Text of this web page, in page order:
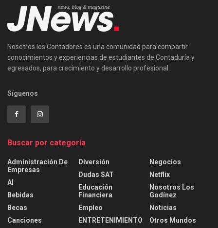
Nosotros los Contadores es una comunidad para compartir
conocimientos y experiencias de estudiantes de Contaduría y
egresados, para crecimiento y desarrollo profesional.
Síguenos
Buscar por categoría
Administración De
Empresas
AI
Bebidas
Becas
Canciones
Diversión
Dudas SAT
Educación
Financiera
Empleo
ENTRETENIMIENTO
Negocios
Netflix
Nosotros Los
Godínez
Noticias
Otros Mundos